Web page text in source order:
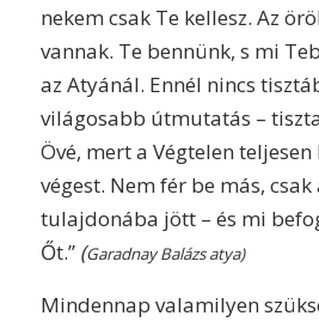
nekem csak Te kellesz. Az
vannak. Te bennünk, s mi
az Atyánál. Ennél nincs
világosabb útmutatás –
Övé, mert a Végtelen
végest. Nem fér be más,
tulajdonába jött – és mi
Őt.” (Garadnay Balázs atya)
Mindennap valamilyen